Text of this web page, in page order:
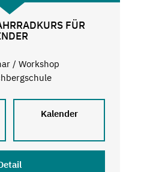
FÜR
/ Workshop
Kalender